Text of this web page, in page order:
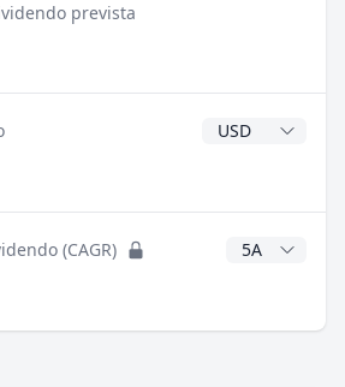
prevista
Divisa del
(CAGR) Años CAGR